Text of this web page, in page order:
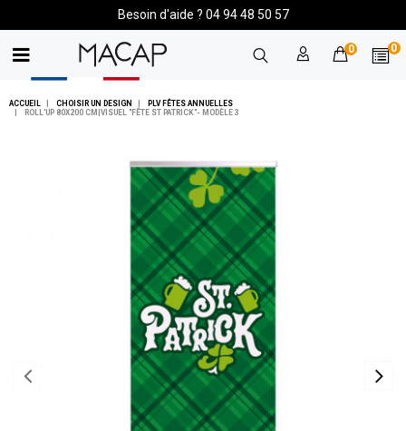
Besoin d'aide ? 04 94 48 50 57
0 0
ACCUEIL CHOISIR UN DESIGN
PLV FÊTES ANNUELLES
ROLL'UP 80X200 CM|VISUEL "FÊTE ST PATRICK"- MODÈLE 3